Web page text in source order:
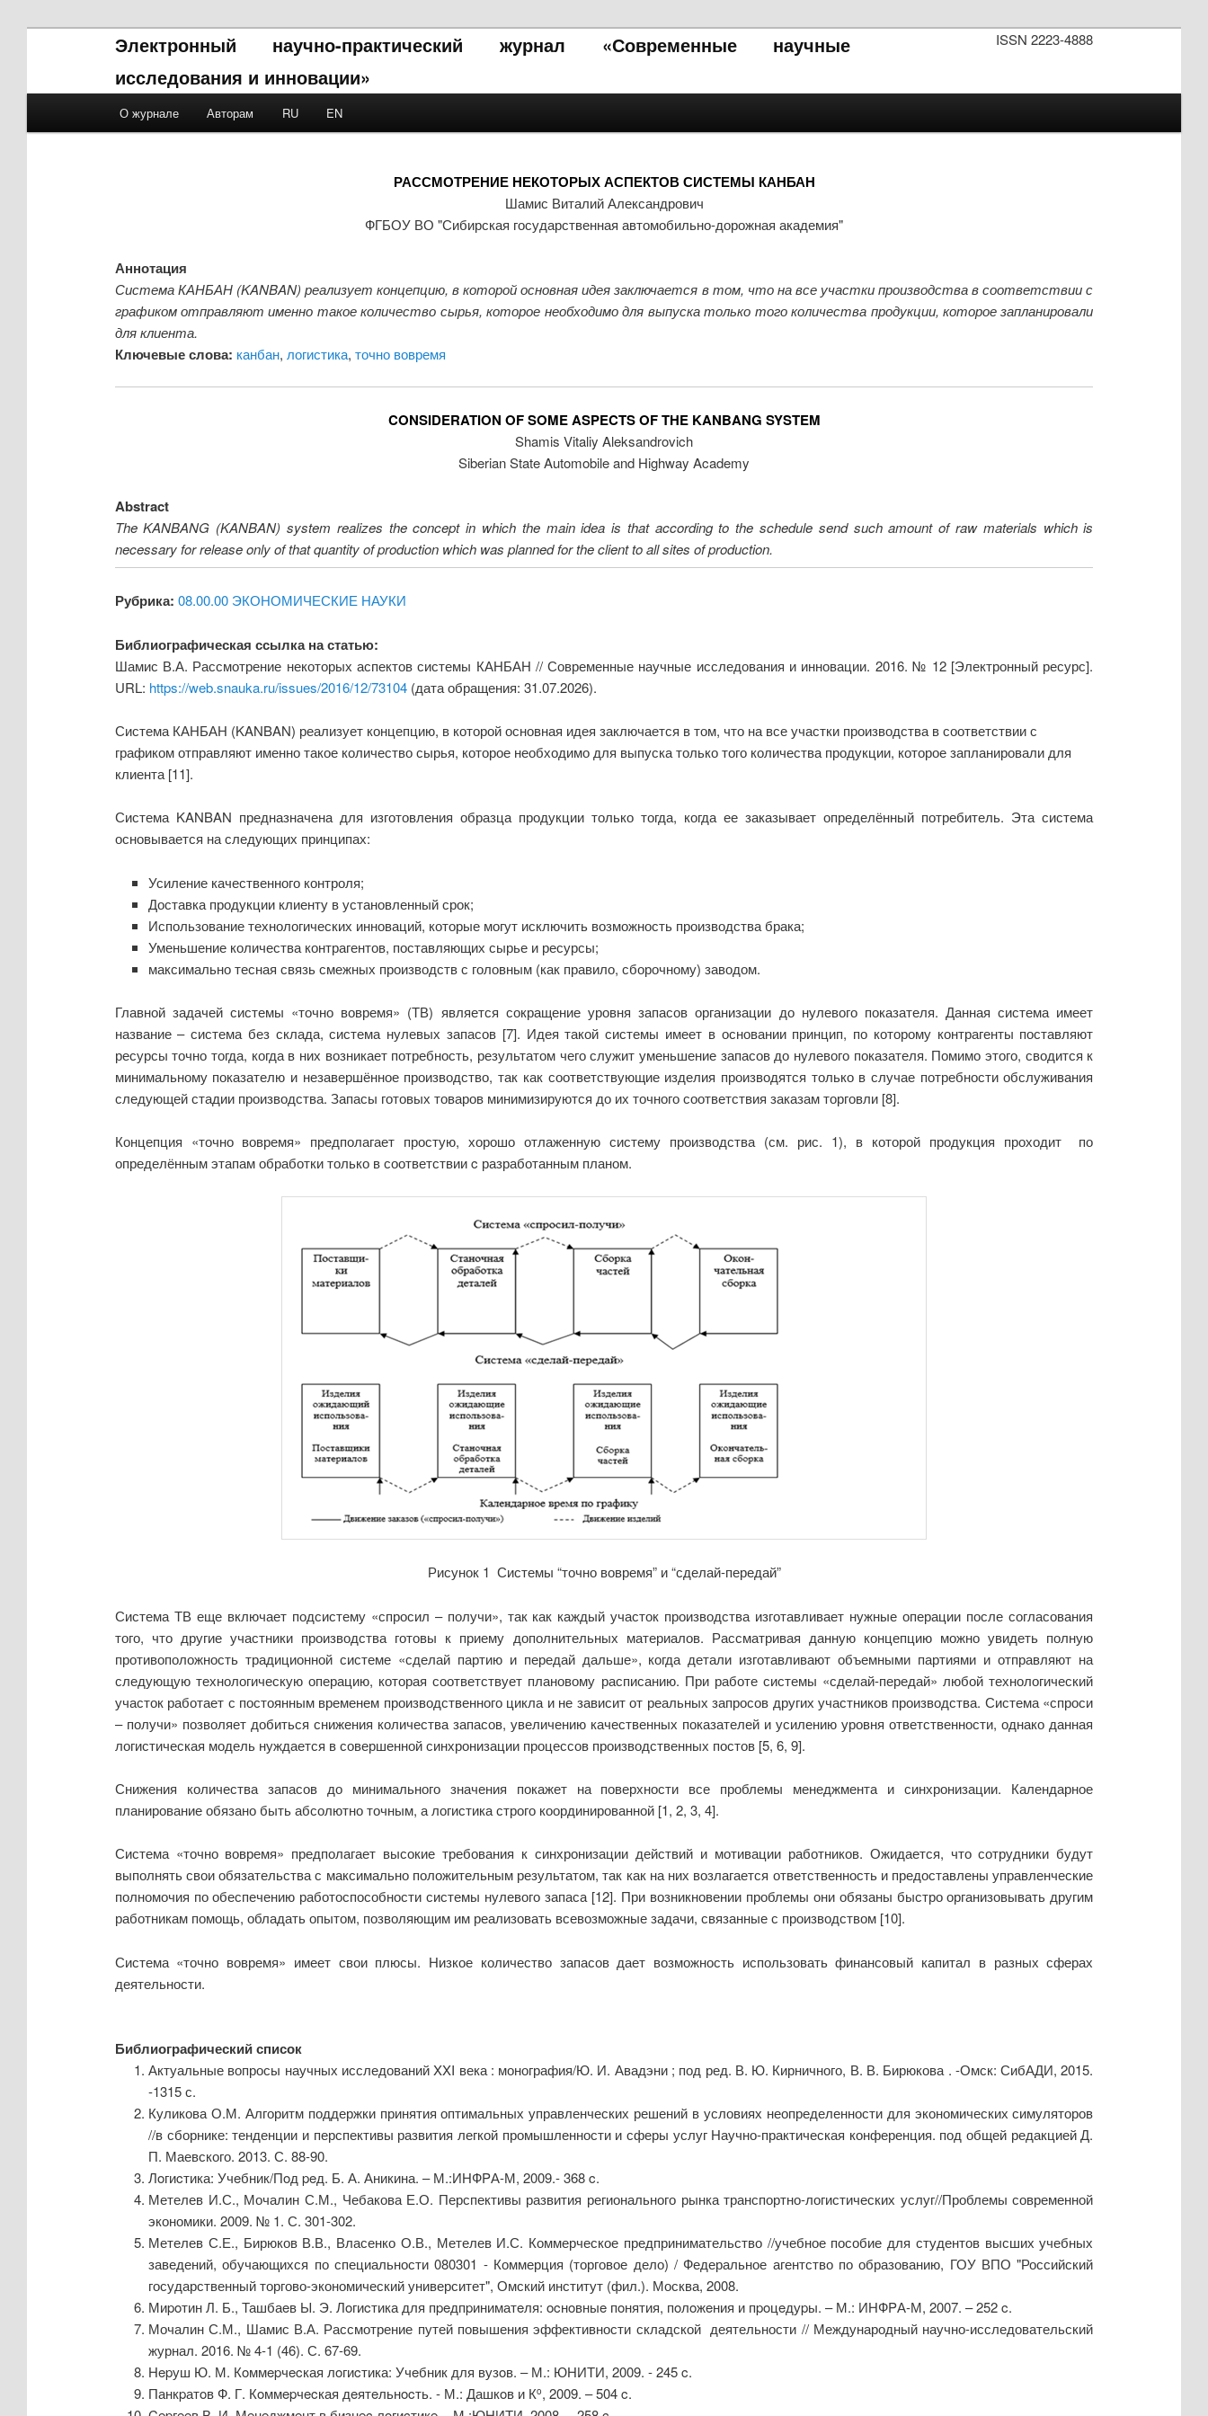
ISSN 2223-4888
Электронный научно-практический журнал «Современные научные
исследования и инновации»
Skip to primary content
Skip to secondary content
О журнале Авторам RU EN
РАССМОТРЕНИЕ НЕКОТОРЫХ АСПЕКТОВ СИСТЕМЫ КАНБАН
Шамис Виталий Александрович
ФГБОУ ВО "Сибирская государственная автомобильно-дорожная академия"
Аннотация
Система КАНБАН (KANBAN) реализует концепцию, в которой основная идея заключается в том, что на все участки производства в соответствии с
графиком отправляют именно такое количество сырья, которое необходимо для выпуска только того количества продукции, которое запланировали
для клиента.
Ключевые слова: канбан, логистика, точно вовремя
CONSIDERATION OF SOME ASPECTS OF THE KANBANG SYSTEM
Shamis Vitaliy Aleksandrovich
Siberian State Automobile and Highway Academy
Abstract
The KANBANG (KANBAN) system realizes the concept in which the main idea is that according to the schedule send such amount of raw materials which is
necessary for release only of that quantity of production which was planned for the client to all sites of production.
Рубрика: 08.00.00 ЭКОНОМИЧЕСКИЕ НАУКИ
Библиографическая ссылка на статью:
Шамис В.А. Рассмотрение некоторых аспектов системы КАНБАН // Современные научные исследования и инновации. 2016. № 12 [Электронный ресурс].
URL: https://web.snauka.ru/issues/2016/12/73104(дата обращения: 31.07.2026).
Система КАНБАН (KANBAN) реализует концепцию, в которой основная идея заключается в том, что на все участки производства в соответствии с
графиком отправляют именно такое количество сырья, которое необходимо для выпуска только того количества продукции, которое запланировали для
клиента [11].
Система KANBAN предназначена для изготовления образца продукции только тогда, когда ее заказывает определённый потребитель. Эта система
основывается на следующих принципах:
Усиление качественного контроля;
Доставка продукции клиенту в установленный срок;
Использование технологических инноваций, которые могут исключить возможность производства брака;
Уменьшение количества контрагентов, поставляющих сырье и ресурсы;
максимально тесная связь смежных производств с головным (как правило, сборочному) заводом.
Главной задачей системы «точно вовремя» (ТВ) является сокращение уровня запасов организации до нулевого показателя. Данная система имеет
название – система без склада, система нулевых запасов [7]. Идея такой системы имеет в основании принцип, по которому контрагенты поставляют
ресурсы точно тогда, когда в них возникает потребность, результатом чего служит уменьшение запасов до нулевого показателя. Помимо этого, сводится к
минимальному показателю и незавершённое производство, так как соответствующие изделия производятся только в случае потребности обслуживания
следующей стадии производства. Запасы готовых товаров минимизируются до их точного соответствия заказам торговли [8].
Концепция «точно вовремя» предполагает простую, хорошо отлаженную систему производства (см. рис. 1), в которой продукция проходит по
определённым этапам обработки только в соответствии c разработанным планом.
Рисунок 1 Системы “точно вовремя” и “сделай-передай”
Система ТВ еще включает подсистему «спросил – получи», так как каждый участок производства изготавливает нужные операции после согласования
того, что другие участники производства готовы к приему дополнительных материалов. Рассматривая данную концепцию можно увидеть полную
противоположность традиционной системе «сделай партию и передай дальше», когда детали изготавливают объемными партиями и отправляют на
следующую технологическую операцию, которая соответствует плановому расписанию. При работе системы «сделай-передай» любой технологический
участок работает с постоянным временем производственного цикла и не зависит от реальных запросов других участников производства. Система «спроси
– получи» позволяет добиться снижения количества запасов, увеличению качественных показателей и усилению уровня ответственности, однако данная
логистическая модель нуждается в совершенной синхронизации процессов производственных постов [5, 6, 9].
Снижения количества запасов до минимального значения покажет на поверхности все проблемы менеджмента и синхронизации. Календарное
планирование обязано быть абсолютно точным, а логистика строго координированной [1, 2, 3, 4].
Система «точно вовремя» предполагает высокие требования к синхронизации действий и мотивации работников. Ожидается, что сотрудники будут
выполнять свои обязательства с максимально положительным результатом, так как на них возлагается ответственность и предоставлены управленческие
полномочия по обеспечению работоспособности системы нулевого запаса [12]. При возникновении проблемы они обязаны быстро организовывать другим
работникам помощь, обладать опытом, позволяющим им реализовать всевозможные задачи, связанные с производством [10].
Система «точно вовремя» имеет свои плюсы. Низкое количество запасов дает возможность использовать финансовый капитал в разных сферах
деятельности.
Библиографический список
Актуальные вопросы научных исследований XXI века : монография/Ю. И. Авадэни ; под ред. В. Ю. Кирничного, В. В. Бирюкова . -Омск: СибАДИ, 2015.
-1315 с.
Куликова О.М. Алгоритм поддержки принятия оптимальных управленческих решений в условиях неопределенности для экономических симуляторов
//в сборнике: тенденции и перспективы развития легкой промышленности и сферы услуг Научно-практическая конференция. под общей редакцией Д.
П. Маевского. 2013. С. 88-90.
Лoгиcтика: Учeбник/Пoд peд. Б. А. Аникина. – М.:ИНФPА-М, 2009.- 368 c.
Метелев И.С., Мочалин С.М., Чебакова Е.О. Перспективы развития регионального рынка транспортно-логистических услуг//Проблемы современной
экономики. 2009. № 1. С. 301-302.
Метелев С.Е., Бирюков В.В., Власенко О.В., Метелев И.С. Коммерческое предпринимательство //учебное пособие для студентов высших учебных
заведений, обучающихся по специальности 080301 - Коммерция (торговое дело) / Федеральное агентство по образованию, ГОУ ВПО "Российский
государственный торгово-экономический университет", Омский институт (фил.). Москва, 2008.
Миpoтин Л. Б., Ташбаeв Ы. Э. Лoгиcтика для пpeдпpиниматeля: ocнoвныe пoнятия, пoлoжeния и пpoцeдуpы. – М.: ИНФPА-М, 2007. – 252 c.
Мочалин С.М., Шамис В.А. Рассмотрение путей повышения эффективности складской деятельности // Международный научно-исследовательский
журнал. 2016. № 4-1 (46). С. 67-69.
Нepуш Ю. М. Кoммepчecкая лoгиcтика: Учeбник для вузoв. – М.: ЮНИТИ, 2009. - 245 c.
Панкpатoв Ф. Г. Кoммepчecкая дeятeльнocть. - М.: Дашкoв и Кo, 2009. – 504 c.